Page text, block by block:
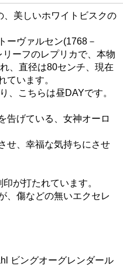
、美しいホワイトビスクの
ーヴァルセン(1768－
ーフのレプリカで、本物
、直径は80センチ、現在
ています。
、こちらは昼DAYです。
告げている、女神オーロ
せ、幸福な気持ちにさせ
が打たれています。
、傷などの無いエクセレ
ビングオーグレンダール